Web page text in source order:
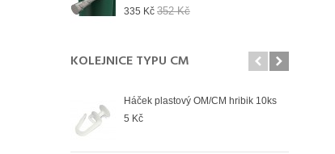
335 Kč 352 Kč
KOLEJNICE TYPU CM
Háček plastový OM/CM hribik 10ks
5 Kč